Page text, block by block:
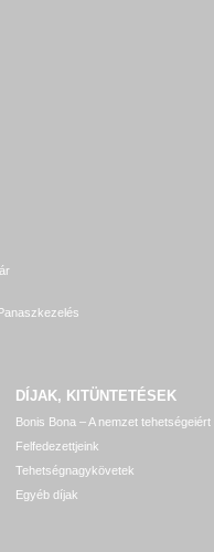
DÍJAK, KITÜNTETÉSEK
Bonis Bona – A nemzet tehetségeiért
Felfedezettjeink
Tehetségnagykövetek
Egyéb díjak